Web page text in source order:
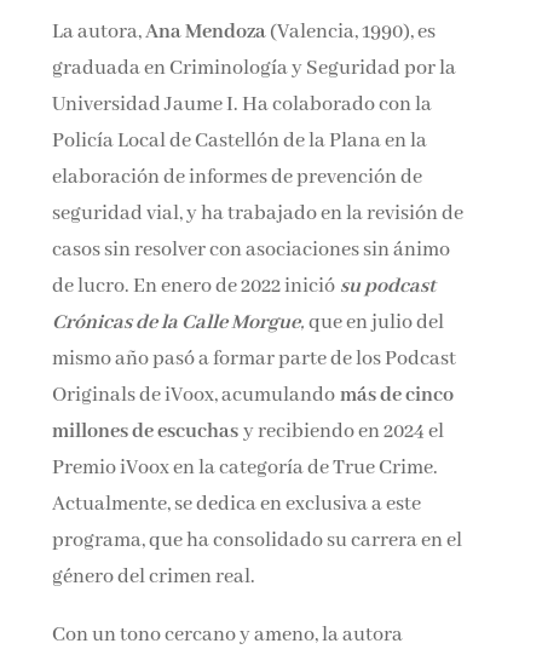
La autora,Ana Mendoza(Valencia, 1990), es
graduada en Criminología y Seguridad por la
Universidad Jaume I. Ha colaborado con la
Policía Local de Castellón de la Plana en la
elaboración de informes de prevención de
seguridad vial, y ha trabajado en la revisión de
casos sin resolver con asociaciones sin ánimo
de lucro. En enero de 2022 inició su podcast
Crónicas de la Calle Morgue,que en julio del
mismo año pasó a formar parte de los Podcast
Originals de iVoox, acumulandomás de cinco
millones de escuchasy recibiendo en 2024 el
Premio iVoox en la categoría de True Crime.
Actualmente, se dedica en exclusiva a este
programa, que ha consolidado su carrera en el
género del crimen real.
Con un tono cercano y ameno, la autora